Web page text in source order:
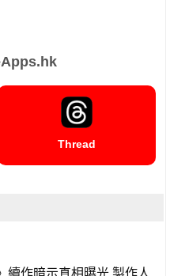
Thread